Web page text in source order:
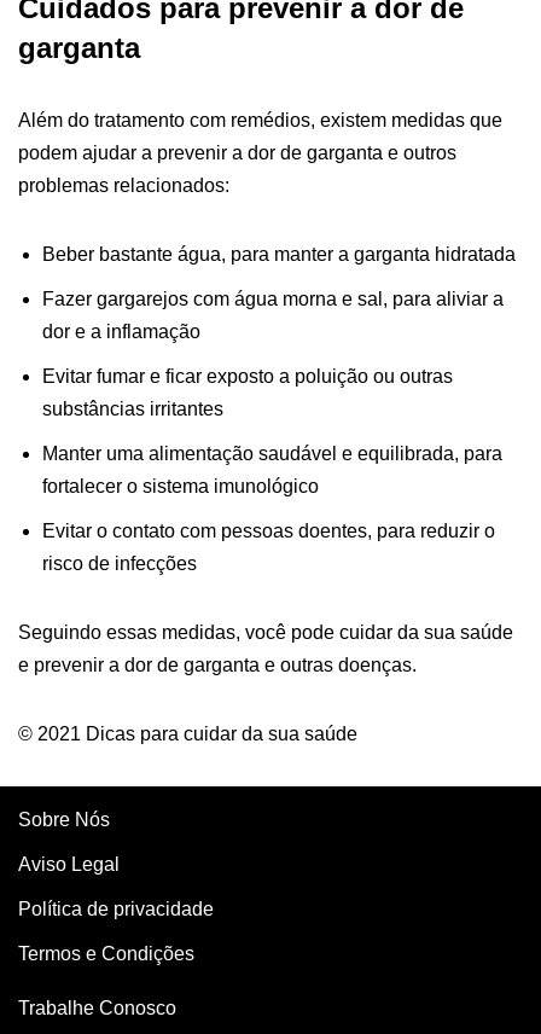
Cuidados para prevenir a dor de
garganta
Além do tratamento com remédios, existem medidas que
podem ajudar a prevenir a dor de garganta e outros
problemas relacionados:
Beber bastante água, para manter a garganta hidratada
Fazer gargarejos com água morna e sal, para aliviar a
dor e a inflamação
Evitar fumar e ficar exposto a poluição ou outras
substâncias irritantes
Manter uma alimentação saudável e equilibrada, para
fortalecer o sistema imunológico
Evitar o contato com pessoas doentes, para reduzir o
risco de infecções
Seguindo essas medidas, você pode cuidar da sua saúde
e prevenir a dor de garganta e outras doenças.
© 2021 Dicas para cuidar da sua saúde
Sobre Nós
Aviso Legal
Política de privacidade
Termos e Condições
Trabalhe Conosco